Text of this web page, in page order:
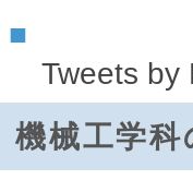
Tweets by
機械工学科